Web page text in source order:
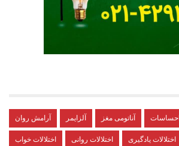
آرامش روان آلزایمر آناتومی مغز احساسات
اختلالات خواب اختلالات روانی اختلالات یادگیری